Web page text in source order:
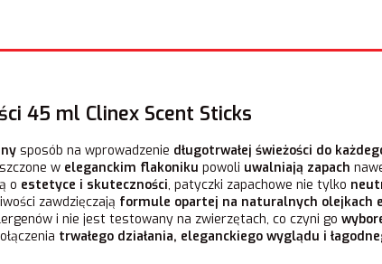
45 ml Clinex Scent Sticks
sposób na wprowadzenie długotrwałej świeżości do
w eleganckim flakoniku powoli uwalniają zapach
o estetyce i skuteczności, patyczki zapachowe nie tylko
zawdzięczają formule opartej na naturalnych olejkach
i nie jest testowany na zwierzętach, co czyni go
trwałego działania, eleganckiego wyglądu i